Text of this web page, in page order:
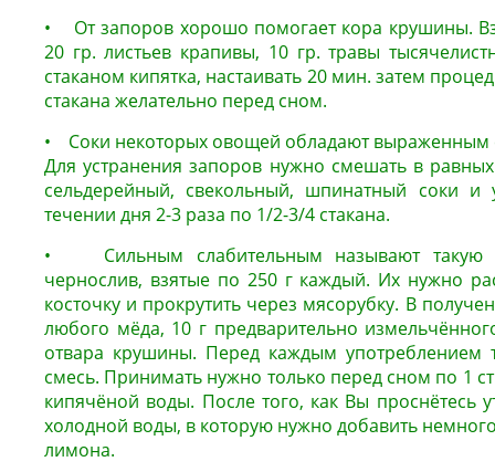
• От запоров хорошо помогает кора крушины.
20 гр. листьев крапивы, 10 гр. травы
стаканом кипятка, настаивать 20 мин. затем
стакана желательно перед сном.
• Соки некоторых овощей обладают выраженным
Для устранения запоров нужно смешать в
сельдерейный, свекольный, шпинатный соки и
течении дня 2-3 раза по 1/2-3/4 стакана.
• Сильным слабительным называют такую
чернослив, взятые по 250 г каждый. Их нужно
косточку и прокрутить через мясорубку. В
любого мёда, 10 г предварительно
отвара крушины. Перед каждым употреблением
смесь. Принимать нужно только перед сном по 1
кипячёной воды. После того, как Вы проснётесь
холодной воды, в которую нужно добавить
лимона.